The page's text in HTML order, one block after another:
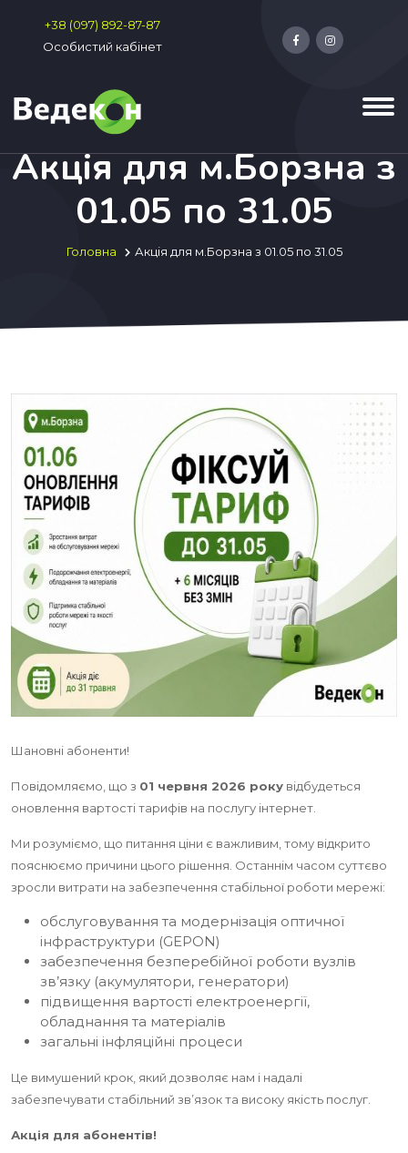
+38 (097) 892-87-87
Особистий кабінет
Акція для м.Борзна з
01.05 по 31.05
Головна Акція для м.Борзна з 01.05 по 31.05
Шановні абоненти!
Повідомляємо, що з 01 червня 2026 року відбудеться
оновлення вартості тарифів на послугу інтернет.
Ми розуміємо, що питання ціни є важливим, тому відкрито
пояснюємо причини цього рішення. Останнім часом суттєво
зросли витрати на забезпечення стабільної роботи мережі:
обслуговування та модернізація оптичної
інфраструктури (GEPON)
забезпечення безперебійної роботи вузлів
зв’язку (акумулятори, генератори)
підвищення вартості електроенергії,
обладнання та матеріалів
загальні інфляційні процеси
Це вимушений крок, який дозволяє нам і надалі
забезпечувати стабільний зв’язок та високу якість послуг.
Акція для абонентів!